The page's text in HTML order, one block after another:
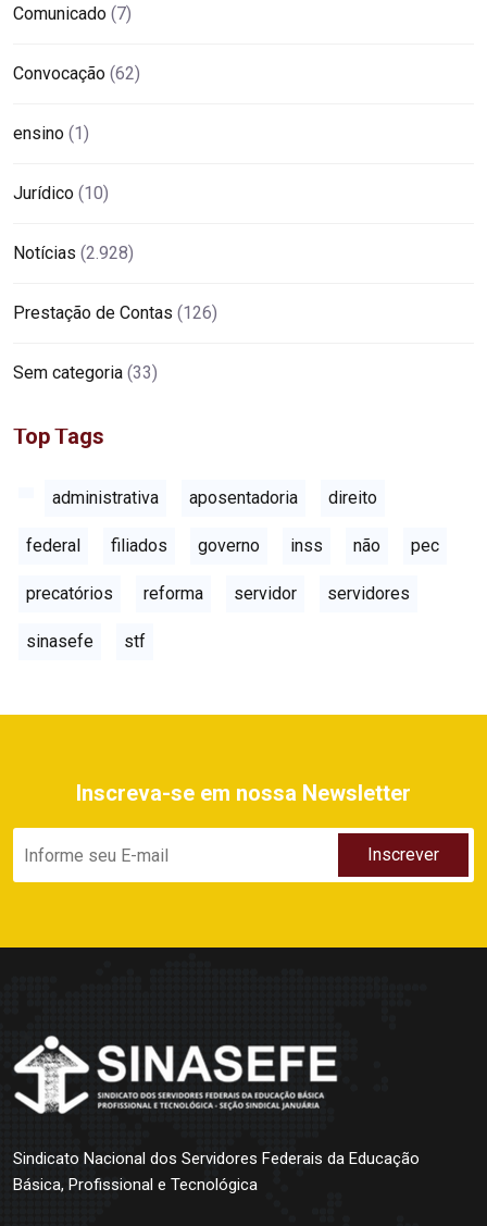
Comunicado (7)
Convocação (62)
ensino (1)
Jurídico (10)
Notícias (2.928)
Prestação de Contas (126)
Sem categoria (33)
Top Tags
administrativa aposentadoria direito
federal filiados governo inss não pec
precatórios reforma servidor servidores
sinasefe stf
Inscreva-se em nossa Newsletter
Sindicato Nacional dos Servidores Federais da Educação
Básica, Profissional e Tecnológica